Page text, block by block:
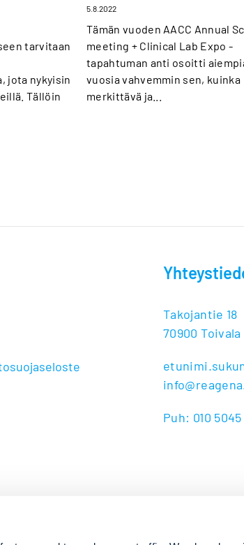
tarvitaan
jota nykyisin
Tällöin
5.8.2022
Tämän vuoden AACC Annual
meeting + Clinical Lab Expo -
tapahtuman anti osoitti
vuosia vahvemmin sen, kuinka
merkittävä ja...
Takojantie 18
70900 Toivala
Puh: 010